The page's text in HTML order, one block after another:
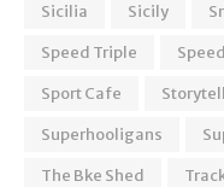
Sicilia
Sicily
Speed Triple
Sport Cafe
Superhooligans
The Bke Shed